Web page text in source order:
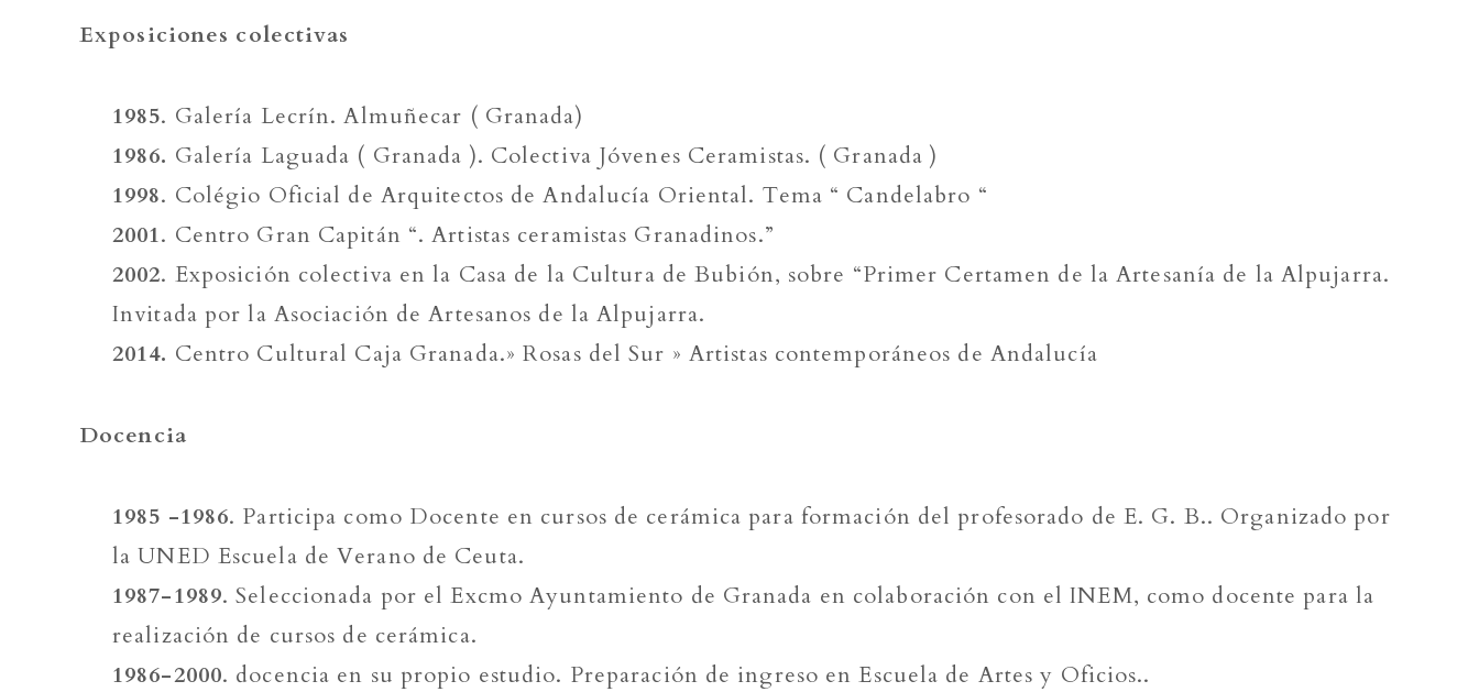
Exposiciones colectivas
1985. Galería Lecrín. Almuñecar ( Granada)
1986. Galería Laguada ( Granada ). Colectiva Jóvenes Ceramistas. ( Granada )
1998. Colégio Oficial de Arquitectos de Andalucía Oriental. Tema “ Candelabro “
2001. Centro Gran Capitán “. Artistas ceramistas Granadinos.”
2002. Exposición colectiva en la Casa de la Cultura de Bubión, sobre “Primer Certamen de la Artesanía de la Alpujarra.
Invitada por la Asociación de Artesanos de la Alpujarra.
2014. Centro Cultural Caja Granada.» Rosas del Sur » Artistas contemporáneos de Andalucía
Docencia
1985 -1986. Participa como Docente en cursos de cerámica para formación del profesorado de E. G. B.. Organizado por
la UNED Escuela de Verano de Ceuta.
1987-1989. Seleccionada por el Excmo Ayuntamiento de Granada en colaboración con el INEM, como docente para la
realización de cursos de cerámica.
1986-2000. docencia en su propio estudio. Preparación de ingreso en Escuela de Artes y Oficios..